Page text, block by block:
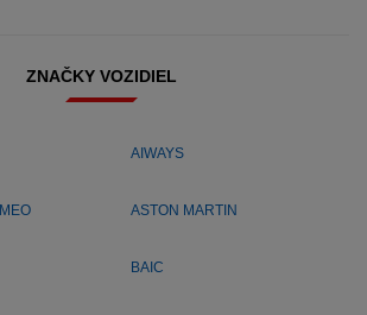
ZNAČKY VOZIDIEL
AIWAYS
ASTON MARTIN
BAIC